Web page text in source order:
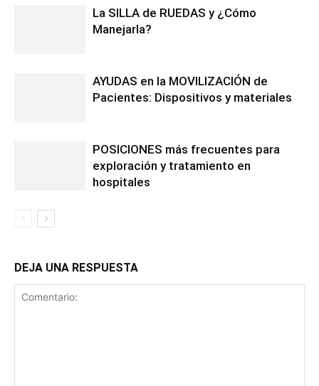
La SILLA de RUEDAS y ¿Cómo
Manejarla?
AYUDAS en la MOVILIZACIÓN de
Pacientes: Dispositivos y materiales
POSICIONES más frecuentes para
exploración y tratamiento en
hospitales
DEJA UNA RESPUESTA